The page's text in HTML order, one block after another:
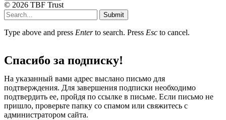
© 2026 TBF Trust
Submit
Type above and press Enterto search. Press Esc to cancel.
Спасибо за подписку!
На указанный вами адрес выслано письмо для
подтверждения. Для завершения подписки необходимо
подтвердить ее, пройдя по ссылке в письме. Если письмо не
пришло, проверьте папку со спамом или свяжитесь с
администратором сайта.